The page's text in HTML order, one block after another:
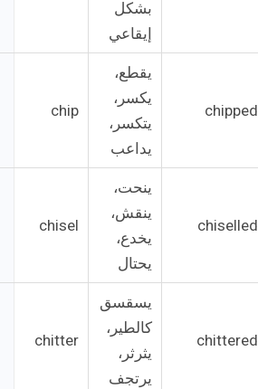
بشكل
إيقاعي
chipped
يقطع،
يكسر،
يتكسر،
يداعب
chip
chiselled
ينحت،
ينقش،
يخدع،
يحتال
chisel
chittered
يسقسق
كالطير،
يثرثر،
يرتجف
chitter